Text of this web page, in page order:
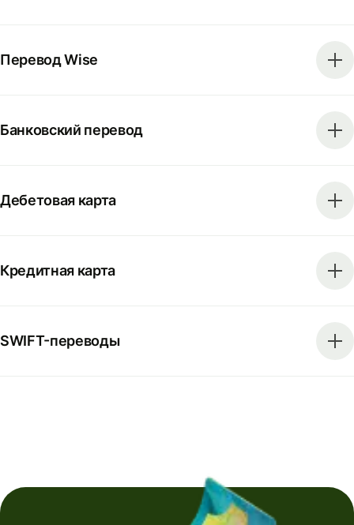
Перевод Wise
Банковский перевод
Дебетовая карта
Кредитная карта
SWIFT-переводы